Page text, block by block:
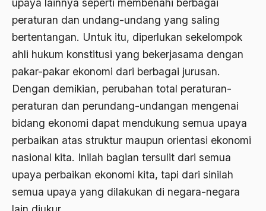
peraturan dan undang-undang yang saling
bertentangan. Untuk itu, diperlukan sekelompok
ahli hukum konstitusi yang bekerjasama dengan
pakar-pakar ekonomi dari berbagai jurusan.
Dengan demikian, perubahan total peraturan-
peraturan dan perundang-undangan mengenai
bidang ekonomi dapat mendukung semua upaya
perbaikan atas struktur maupun orientasi ekonomi
nasional kita. Inilah bagian tersulit dari semua
upaya perbaikan ekonomi kita, tapi dari sinilah
semua upaya yang dilakukan di negara-negara
Aliran AHmadiyah
Aliran Kepercayaan
Alistair Cook
Allah
ALmanak
Alternatif Nilai
Alternatif Politis
Alumni Sayid Al-Maliki